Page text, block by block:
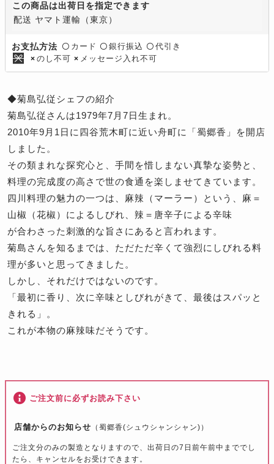
この商品は出荷日を指定できます
配送 ヤマト運輸（東京）
お支払方法 〇 カード 〇 銀行振込 〇 代引き
× のし不可 × メッセージ入れ不可
◆菊島弘従シェフの紹介
菊島弘従さんは1979年7月7日生まれ。
2010年9月1日に四谷荒木町に近い舟町に「蜀郷香」を開店
しました。
その類まれな探究心と、手間を惜しまない真摯な姿勢と、
料理の完成度の高さで世の食通を楽しませてきています。
四川料理の魅力の一つは、麻辣（マーラー）という、麻＝
山椒（花椒）によるしびれ、辣＝唐辛子による辛味
が合わさった刺激的な旨さにあると言われます。
菊島さんを知るまでは、ただただ辛くて強烈にしびれる料
理が多いと思ってきました。
しかし、それだけではないのです。
「最初に香り、次に辛味としびれがきて、最後はスパッと
きれる」。
これが本物の麻辣味だそうです。
ご注文前に必ずお読み下さい
店舗からのお知らせ （蜀郷香(シュウシャンシャン)）
ご注文分のみの製造となりますので、出荷日の7日前午前中まででし
たら、キャンセルをお受けできます。